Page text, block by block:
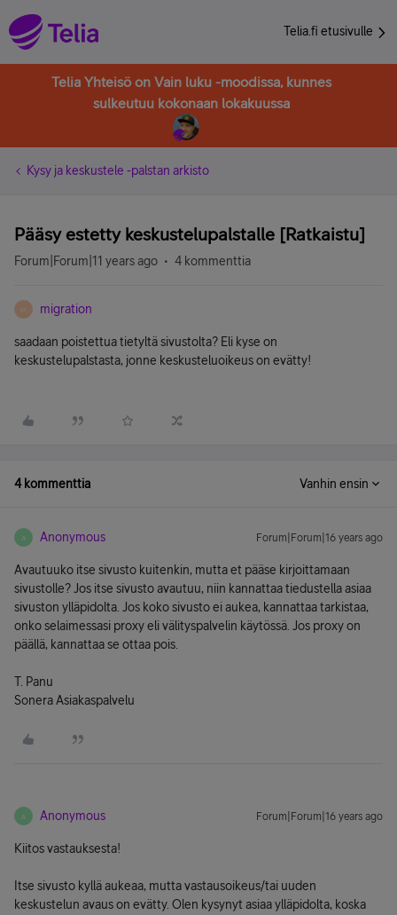
Telia.fi etusivulle
Telia Yhteisö on Vain luku -moodissa, kunnes
sulkeutuu kokonaan lokakuussa
Kysy ja keskustele -palstan arkisto
Pääsy estetty keskustelupalstalle [Ratkaistu]
Forum|Forum|11 years ago 4 kommenttia
M migration
saadaan poistettua tietyltä sivustolta? Eli kyse on
keskustelupalstasta, jonne keskusteluoikeus on evätty!
4 kommenttia Vanhin ensin
A Anonymous Forum|Forum|16 years ago
Avautuuko itse sivusto kuitenkin, mutta et pääse kirjoittamaan
sivustolle? Jos itse sivusto avautuu, niin kannattaa tiedustella asiaa
sivuston ylläpidolta. Jos koko sivusto ei aukea, kannattaa tarkistaa,
onko selaimessasi proxy eli välityspalvelin käytössä. Jos proxy on
päällä, kannattaa se ottaa pois.
T. Panu
Sonera Asiakaspalvelu
A Anonymous Forum|Forum|16 years ago
Kiitos vastauksesta!
Itse sivusto kyllä aukeaa, mutta vastausoikeus/tai uuden
keskustelun avaus on evätty. Olen kysynyt asiaa ylläpidolta, koska